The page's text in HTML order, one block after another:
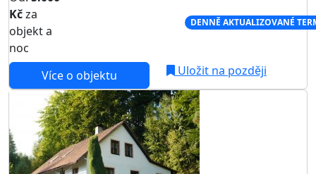
Kčza
objekt a
noc
DENNĚ AKTUALIZOVANÉ
Více o objektu
Uložit na později